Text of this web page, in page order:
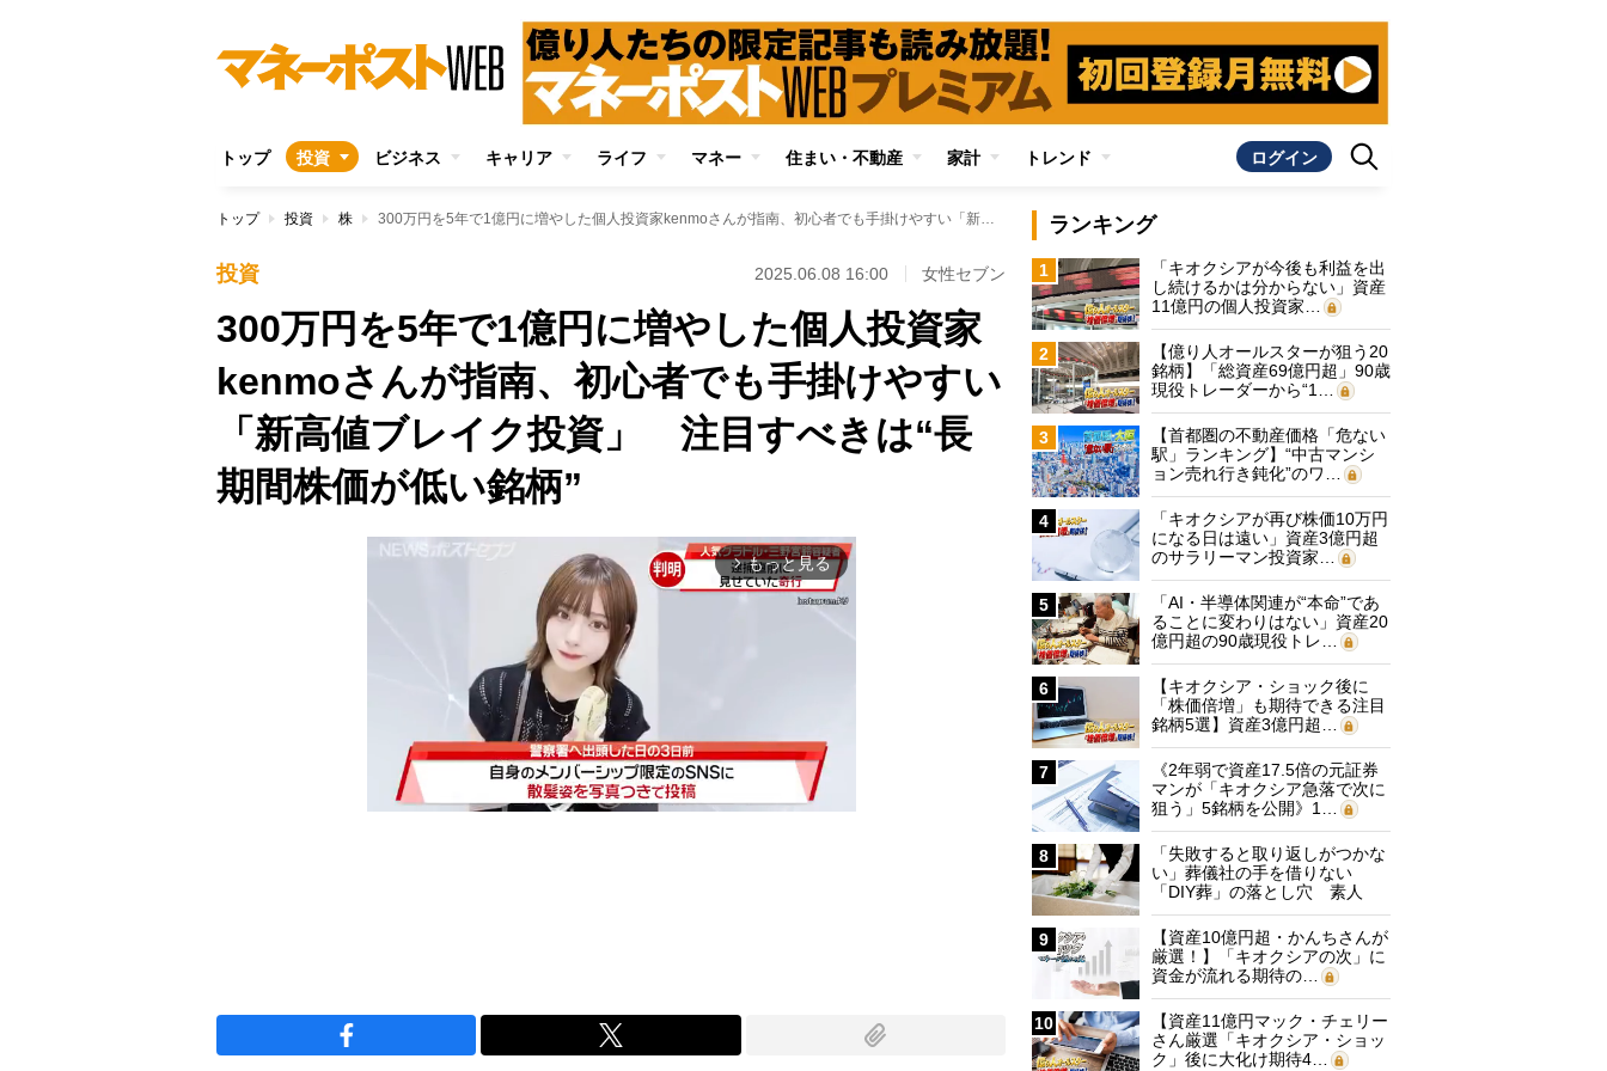
トップ 投資 ビジネス キャリア ライフ マネー 住まい・不動産 家計 トレンド ログイン
トップ 投資 株 300万円を5年で1億円に増やした個人投資家kenmoさんが指南、初心者でも手掛けやすい「新高値ブレイク投資」 注目すべきは“長期間株価が低い銘柄”
投資 2025.06.08 16:00 女性セブン
300万円を5年で1億円に増やした個人投資家
kenmoさんが指南、初心者でも手掛けやすい
「新高値ブレイク投資」 注目すべきは“長
期間株価が低い銘柄”
arrow_forward_ios もっと見る
ランキング
1
「キオクシアが今後も利益を出
し続けるかは分からない」資産
11億円の個人投資家…
2
【億り人オールスターが狙う20
銘柄】「総資産69億円超」90歳
現役トレーダーから“1…
3
【首都圏の不動産価格「危ない
駅」ランキング】“中古マンシ
ョン売れ行き鈍化”のワ…
4
「キオクシアが再び株価10万円
になる日は遠い」資産3億円超
のサラリーマン投資家…
5
「AI・半導体関連が“本命”であ
ることに変わりはない」資産20
億円超の90歳現役トレ…
6
【キオクシア・ショック後に
「株価倍増」も期待できる注目
銘柄5選】資産3億円超…
7
《2年弱で資産17.5倍の元証券
マンが「キオクシア急落で次に
狙う」5銘柄を公開》1…
8
「失敗すると取り返しがつかな
い」葬儀社の手を借りない
「DIY葬」の落とし穴 素人
に…
9
【資産10億円超・かんちさんが
厳選！】「キオクシアの次」に
資金が流れる期待の…
10
【資産11億円マック・チェリー
さん厳選「キオクシア・ショッ
ク」後に大化け期待4…